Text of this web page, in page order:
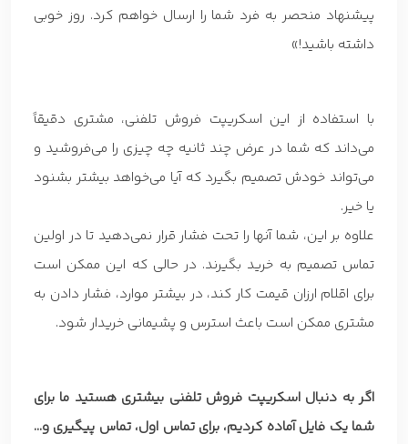
پیشنهاد منحصر به فرد شما را ارسال خواهم کرد. روز خوبی
داشته باشید!»
با استفاده از این اسکریپت فروش تلفنی، مشتری دقیقاً
می‌داند که شما در عرض چند ثانیه چه چیزی را می‌فروشید و
می‌تواند خودش تصمیم بگیرد که آیا می‌خواهد بیشتر بشنود
یا خیر.
علاوه بر این، شما آنها را تحت فشار قرار نمی‌دهید تا در اولین
تماس تصمیم به خرید بگیرند. در حالی که این ممکن است
برای اقلام ارزان قیمت کار کند، در بیشتر موارد، فشار دادن به
مشتری ممکن است باعث استرس و پشیمانی خریدار شود.
اگر به دنبال اسکریپت فروش تلفنی بیشتری هستید ما برای
شما یک فایل آماده کردیم، برای تماس اول، تماس پیگیری و…